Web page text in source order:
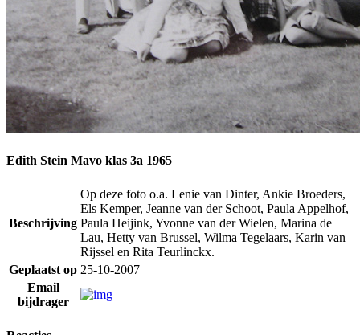
Edith Stein Mavo klas 3a 1965
Beschrijving
Op deze foto o.a. Lenie van Dinter, Ankie Broeders,
Els Kemper, Jeanne van der Schoot, Paula Appelhof,
Paula Heijink, Yvonne van der Wielen, Marina de
Lau, Hetty van Brussel, Wilma Tegelaars, Karin van
Rijssel en Rita Teurlinckx.
Geplaatst op 25-10-2007
Email
bijdrager